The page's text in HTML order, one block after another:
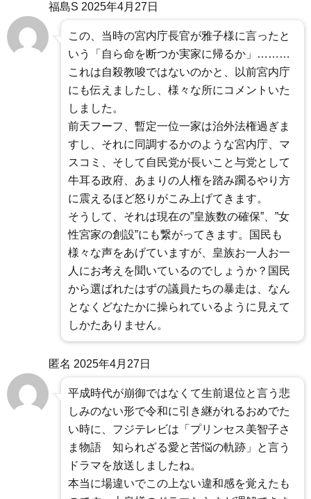
福島S 2025年4月27日
この、当時の宮内庁長官が雅子様に言ったと
いう「自ら命を断つか実家に帰るか」………
これは自殺教唆ではないのかと、以前宮内庁
にも伝えましたし、様々な所にコメントいた
しました。
前天フーフ、暫定一位一家は治外法権過ぎま
すし、それに同調するかのような宮内庁、マ
スコミ、そして自民党が長いこと与党として
牛耳る政府、あまりの人権を踏み躙るやり方
に震えるほど怒りがこみ上げてきます。
そうして、それは現在の”皇族数の確保”、”女
性宮家の創設”にも繋がってきます。国民も
様々な声をあげていますが、皇族お一人お一
人にお考えを聞いているのでしょうか？国民
から選ばれたはずの議員たちの暴走は、なん
となくどなたかに操られているように見えて
しかたありません。
匿名 2025年4月27日
平成時代が崩御ではなくて生前退位と言う悲
しみのない形で令和に引き継がれるおめでた
い時に、フジテレビは「プリンセス美智子さ
ま物語 知られざる愛と苦悩の軌跡」と言う
ドラマを放送しましたね。
本当に場違いでこの上ない違和感を覚えたも